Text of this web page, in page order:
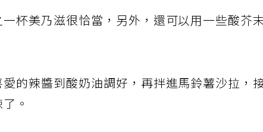
杯美乃滋很恰當，另外，還可以用一些酸芥
的辣醬到酸奶油調好，再拌進馬鈴薯沙拉，
。